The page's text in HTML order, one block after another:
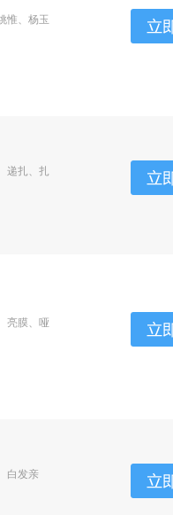
惟、杨玉
递扎、扎
亮膜、哑
白发亲